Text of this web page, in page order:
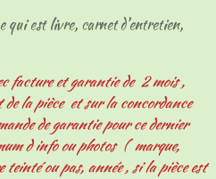
qui est livre, carnet d'entretien,
facture et garantie de 2 mois ,
la pièce et sur la concordance
de garantie pour ce dernier
d info ou photos ( marque,
ou pas, année , si la pièce est